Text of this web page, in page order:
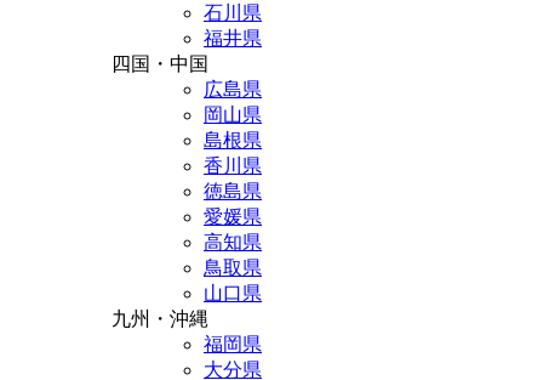
石川県
福井県
四国・中国
広島県
岡山県
島根県
香川県
徳島県
愛媛県
高知県
鳥取県
山口県
九州・沖縄
福岡県
大分県